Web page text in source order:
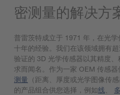
密测量的解决方
普雷茨特成立于 1971 年，在光
十年的经验。我们在该领域拥有
验证的 3D 光学传感器以其精度
求而闻名。作为一家 OEM 传感
测量 （距离、厚度或光学图像传
的产品组合供您选择，例如线